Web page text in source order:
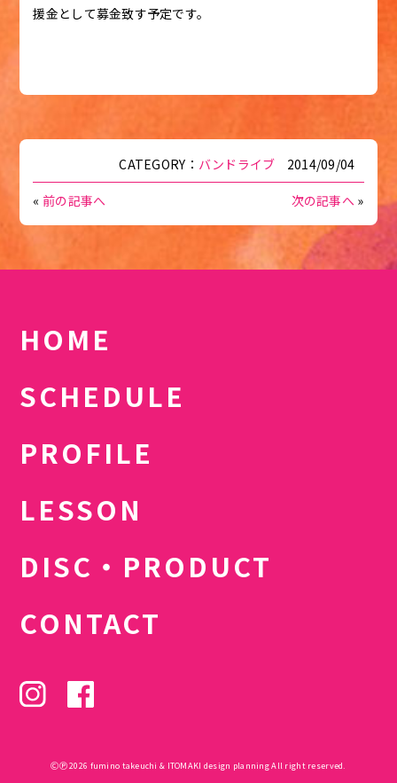
援金として募金致す予定です。
CATEGORY： バンドライブ 2014/09/04
« 前の記事へ 次の記事へ »
HOME
SCHEDULE
PROFILE
LESSON
DISC・PRODUCT
CONTACT
ⒸⓅ 2026 fumino takeuchi & ITOMAKI design planning All right reserved.